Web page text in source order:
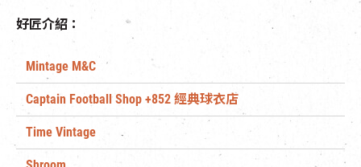
好匠介紹：
Mintage M&C
Captain Football Shop +852 經典球衣店
Time Vintage